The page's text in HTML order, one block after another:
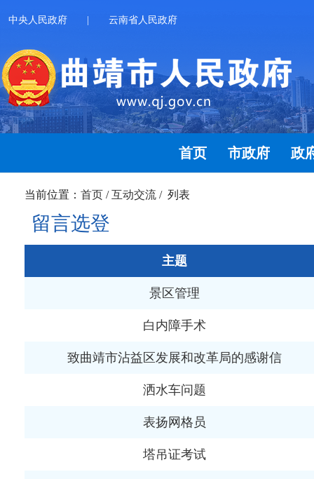
中央人民政府 | 云南省人民政府
首页 市政府 政
当前位置： 首页 /互动交流 / 列表
留言选登
主题
景区管理
白内障手术
致曲靖市沾益区发展和改革局的感谢信
洒水车问题
表扬网格员
塔吊证考试